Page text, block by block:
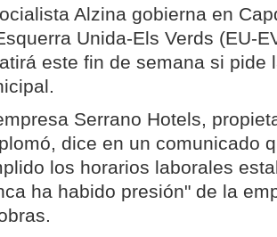
Alzina gobierna en
Unida-Els Verds (EU-
este fin de semana si pide
Serrano Hotels,
dice en un comunicado
los horarios laborales
ha habido presión" de la